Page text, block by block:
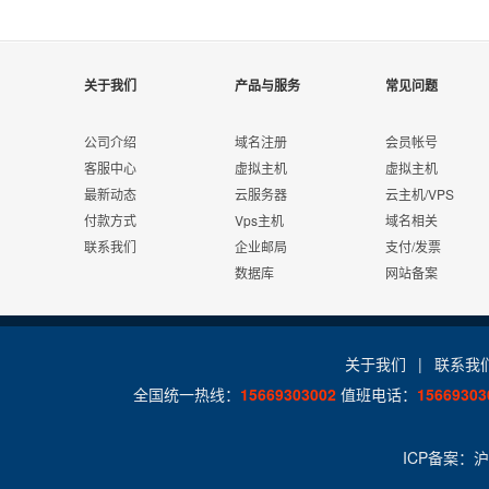
Q
用。
Q
A
阿诺云VPS主机免费提供 "阿诺云网站管理助手" ，支
Q
阿诺云VPS主机能一键安装PHP5.2.17、Mysql5.1.61
关于我们
公司介绍
客服中心
最新动态
付款方式
联系我们
产品与服务
域名注册
虚拟主机
云服务器
Vps主机
企业邮局
数据库
常见问题
会员帐号
虚拟主机
云主机/VPS
域名相关
支付/发票
网站备案
关于我们 | 联系我
全国统一热线： 15669303002 值班电话：
ICP备案：